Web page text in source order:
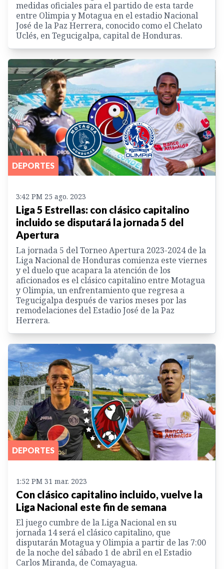
medidas oficiales para el partido de esta tarde
entre Olimpia y Motagua en el estadio Nacional
José de la Paz Herrera, conocido como el Chelato
Uclés, en Tegucigalpa, capital de Honduras.
DEPORTES
3:42 PM 25 ago. 2023
Liga 5 Estrellas: con clásico capitalino
incluido se disputará la jornada 5 del
Apertura
La jornada 5 del Torneo Apertura 2023-2024 de la
Liga Nacional de Honduras comienza este viernes
y el duelo que acapara la atención de los
aficionados es el clásico capitalino entre Motagua
y Olimpia, un enfrentamiento que regresa a
Tegucigalpa después de varios meses por las
remodelaciones del Estadio José de la Paz
Herrera.
DEPORTES
1:52 PM 31 mar. 2023
Con clásico capitalino incluido, vuelve la
Liga Nacional este fin de semana
El juego cumbre de la Liga Nacional en su
jornada 14 será el clásico capitalino, que
disputarán Motagua y Olimpia a partir de las 7:00
de la noche del sábado 1 de abril en el Estadio
Carlos Miranda, de Comayagua.